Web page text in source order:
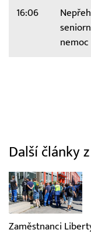
16:06
nemoc
Další články
Zaměstnanci